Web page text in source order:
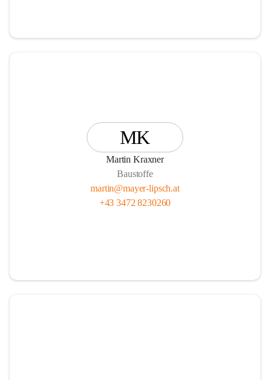
MK
Martin Kraxner
Baustoffe
martin@mayer-lipsch.at
+43 3472 8230260